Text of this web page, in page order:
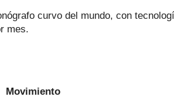
curvo del mundo, con
mes.
Movimiento